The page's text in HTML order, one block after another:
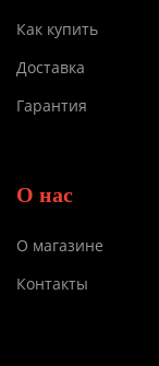
Как купить
Доставка
Гарантия
О нас
О магазине
Контакты